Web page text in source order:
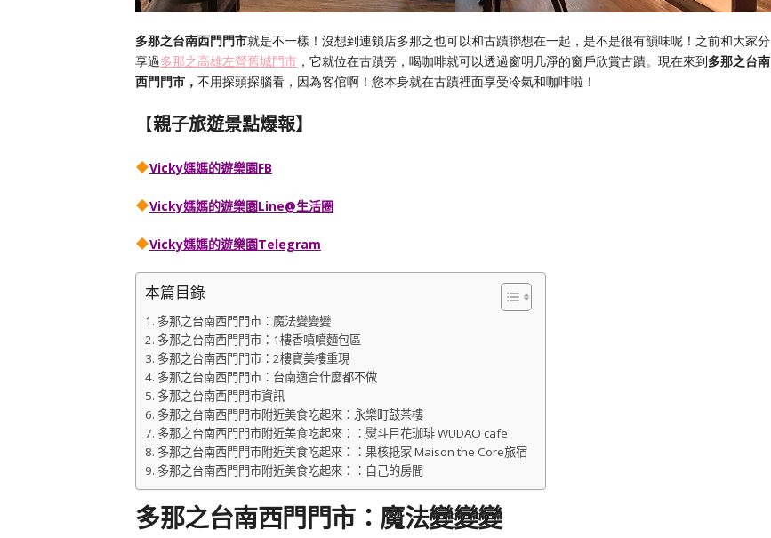
多那之台南西門門市就是不一樣！沒想到連鎖店多那之也可以和古蹟聯想在一起，是不是很有韻味呢！之前和大家分
享過多那之高雄左營舊城門市 ，它就位在古蹟旁，喝咖啡就可以透過窗明几淨的窗戶欣賞古蹟。現在來到多那之台南
西門門市， 不用探頭探腦看，因為客倌啊！您本身就在古蹟裡面享受冷氣和咖啡啦！
【親子旅遊景點爆報】
Vicky媽媽的遊樂園FB
Vicky媽媽的遊樂園Line@生活圈
Vicky媽媽的遊樂園Telegram
本篇目錄
多那之台南西門門市：魔法變變變
多那之台南西門門市：1樓香噴噴麵包區
多那之台南西門門市：2樓寶美樓重現
多那之台南西門門市：台南適合什麼都不做
多那之台南西門門市資訊
多那之台南西門門市附近美食吃起來：永樂町鼓茶樓
多那之台南西門門市附近美食吃起來：：熨斗目花珈琲 WUDAO cafe
多那之台南西門門市附近美食吃起來：：果核抵家 Maison the Core旅宿
多那之台南西門門市附近美食吃起來：：自己的房間
多那之台南西門門市：魔法變變變